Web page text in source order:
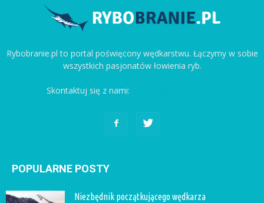
Rybobranie.pl to portal poświęcony wędkarstwu. Łączymy w sobie
wszystkich pasjonatów łowienia ryb.
Skontaktuj się z nami:
POPULARNE POSTY
Niezbędnik początkującego wędkarza